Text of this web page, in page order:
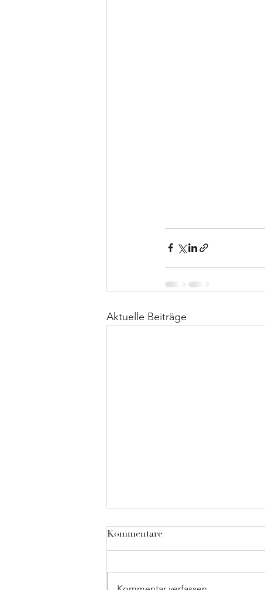
Aktuelle Beiträge
Kommentare